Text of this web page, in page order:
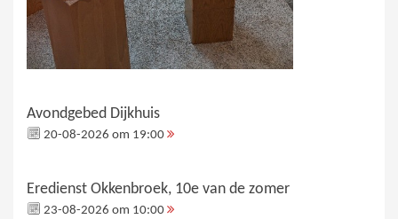
Avondgebed Dijkhuis
20-08-2026 om 19:00
Eredienst Okkenbroek, 10e van de zomer
23-08-2026 om 10:00